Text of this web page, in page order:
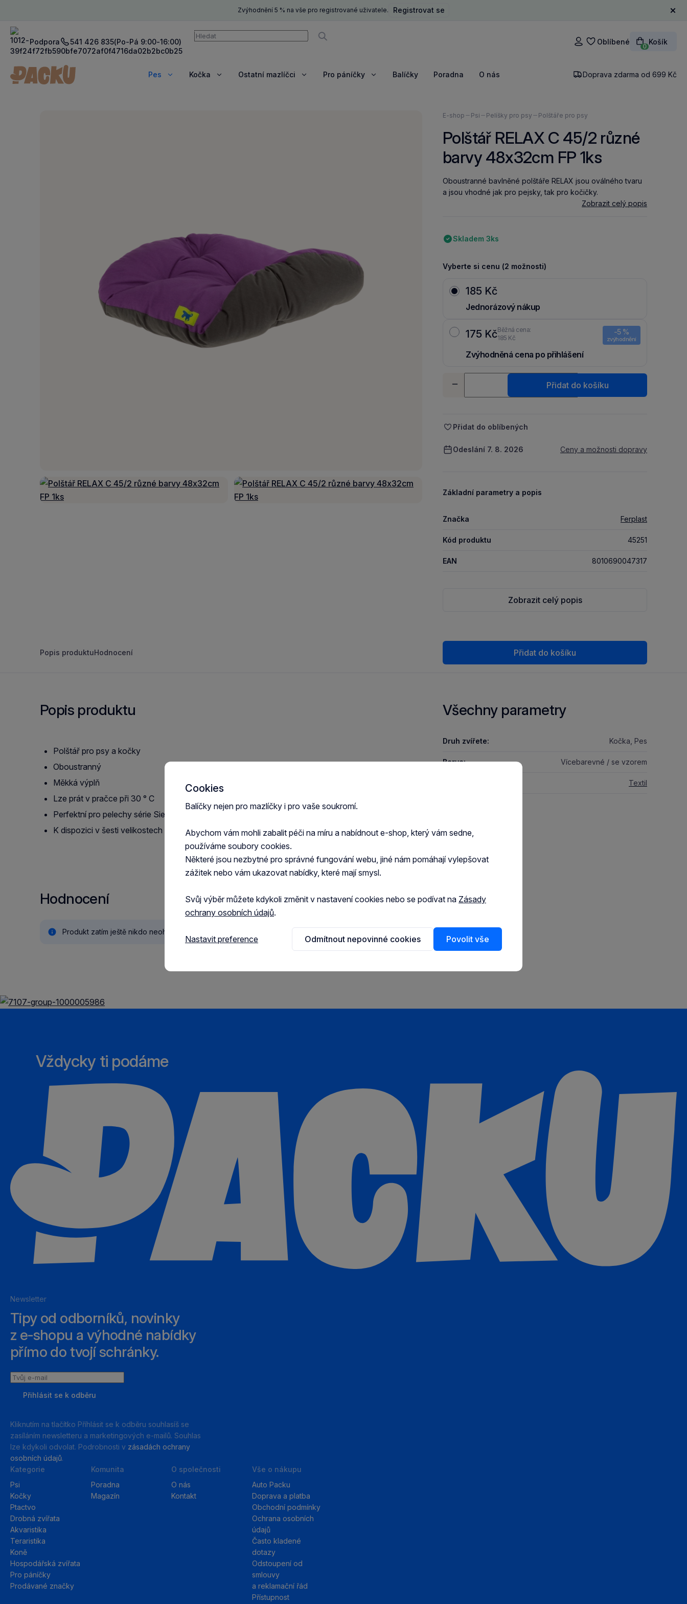
Zvýhodnění 5 % na vše pro registrované uživatele. Registrovat se
Podpora 541 426 835(Po-Pá 9:00-16:00)
Vyhledávání
Vyhledávat Přihlášení
Oblíbené
0
Košík
Pes
ZobrazitKočka
ZobrazitOstatní mazlíčci
ZobrazitPro páníčky
ZobrazitBalíčky Poradna O nás Doprava zdarma od 699 Kč
Nacházíte
zde:
E-shop Psi Pelíšky pro psy Polštáře pro psy
Polštář RELAX C 45/2 různé
barvy 48x32cm FP 1ks
Oboustranné bavlněné polštáře RELAX jsou oválného tvaru
a jsou vhodné jak pro pejsky, tak pro kočičky.
Zobrazit celý popis
Skladem 3ks
Vyberte si cenu (2 možnosti)
185 Kč
Jednorázový nákup
175 KčBěžná cena:
185 Kč
-5 %
zvýhodnění
Zvýhodněná cena po přihlášení
-
+
Přidat do košíku
Přidat do oblíbených
Odeslání 7. 8. 2026 Ceny a možnosti dopravy
Základní parametry a popis
Značka Ferplast
Kód produktu 45251
EAN 8010690047317
Zobrazit celý popis
Popis produktuHodnocení Přidat do košíku
Popis produktu
Polštář pro psy a kočky
Oboustranný
Měkká výplň
Lze prát v pračce při 30 ° C
Perfektní pro pelechy série Siesta Deluxe
K dispozici v šesti velikostech
Všechny parametry
Druh zvířete: Kočka, Pes
Barva: Vícebarevné / se vzorem
Textil
Hodnocení
Produkt zatím ještě nikdo neohodnotil.
Vždycky ti podáme
Newsletter
Tipy od odborníků, novinky
z e‑shopu a výhodné nabídky
přímo do tvojí schránky.
Tvůj
Přihlásit se k odběru
Kliknutím na tlačítko Příhlásit se k odběru souhlasíš se
zasíláním newsletteru a marketingových e-mailů. Souhlas
lze kdykoli odvolat. Podrobnosti v zásadách ochrany
osobních údajů.
Kategorie
Psi
Kočky
Ptactvo
Drobná zvířata
Akvaristika
Teraristika
Koně
Hospodářská zvířata
Pro páníčky
Prodávané značky
Komunita
Poradna
Magazín
O společnosti
O nás
Kontakt
Vše o nákupu
Auto Packu
Doprava a platba
Obchodní podmínky
Ochrana osobních
údajů
Často kladené
dotazy
Odstoupení od
smlouvy
a reklamační řád
Přístupnost
Cookies
Balíčky nejen pro mazlíčky i pro vaše soukromí.
Abychom vám mohli zabalit péči na míru a nabídnout e-shop, který vám sedne,
používáme soubory cookies.
Některé jsou nezbytné pro správné fungování webu, jiné nám pomáhají vylepšovat
zážitek nebo vám ukazovat nabídky, které mají smysl.
Svůj výběr můžete kdykoli změnit v nastavení cookies nebo se podívat na Zásady
ochrany osobních údajů.
Nastavit preference Odmítnout nepovinné cookies Povolit vše